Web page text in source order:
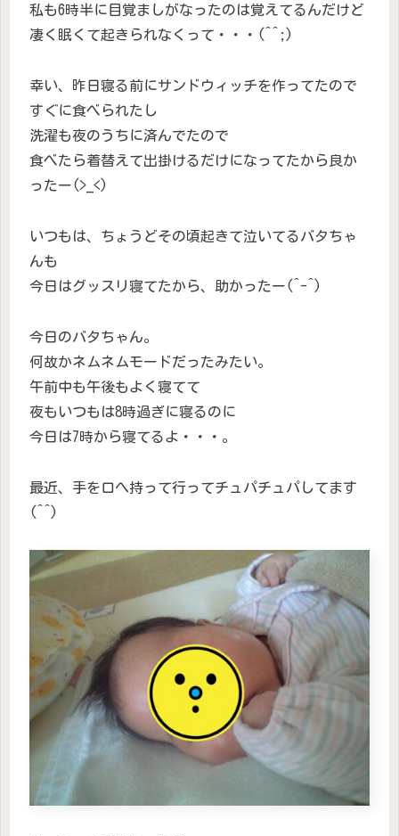
私も6時半に目覚ましがなったのは覚えてるんだけど
凄く眠くて起きられなくって・・・(^^;)
幸い、昨日寝る前にサンドウィッチを作ってたので
すぐに食べられたし
洗濯も夜のうちに済んでたので
食べたら着替えて出掛けるだけになってたから良か
ったー(>_<)
いつもは、ちょうどその頃起きて泣いてるバタちゃ
んも
今日はグッスリ寝てたから、助かったー(^-^)
今日のバタちゃん。
何故かネムネムモードだったみたい。
午前中も午後もよく寝てて
夜もいつもは8時過ぎに寝るのに
今日は7時から寝てるよ・・・。
最近、手を口へ持って行ってチュパチュパしてます
(^^)